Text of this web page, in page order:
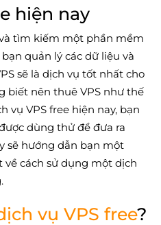
hiện nay
tìm kiếm một phần mềm
quản lý các dữ liệu và
sẽ là dịch vụ tốt nhất cho
biết nên thuê VPS như thế
vụ VPS free hiện nay, bạn
dùng thử để đưa ra
sẽ hướng dẫn bạn một
về cách sử dụng một dịch
vụ VPS free?